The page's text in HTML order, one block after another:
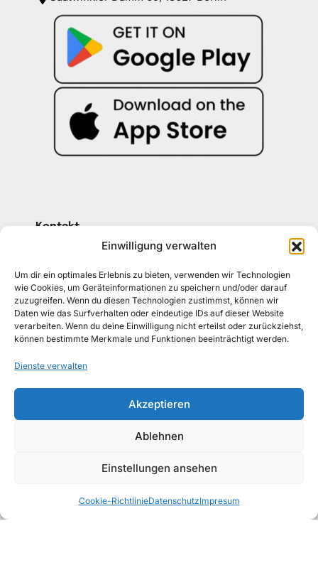
Einwilligung verwalten
Um dir ein optimales Erlebnis zu bieten, verwenden wir Technologien
wie Cookies, um Geräteinformationen zu speichern und/oder darauf
zuzugreifen. Wenn du diesen Technologien zustimmst, können wir
Daten wie das Surfverhalten oder eindeutige IDs auf dieser Website
verarbeiten. Wenn du deine Einwilligung nicht erteilst oder zurückziehst,
können bestimmte Merkmale und Funktionen beeinträchtigt werden.
Dienste verwalten
Akzeptieren
Ablehnen
Einstellungen ansehen
Cookie-RichtlinieDatenschutzImpresum
Kontakt
030 30 34 22 77
Unsere Richtlinien
ALLGEMEINE GESCHÄFTSBEDINGUNGEN
WIDERRUFSBELEHRUNG
IMPRESSUM
PüreeMix
Bartools
Snacks
Fruchtsäfte
Wasser Softdrinks